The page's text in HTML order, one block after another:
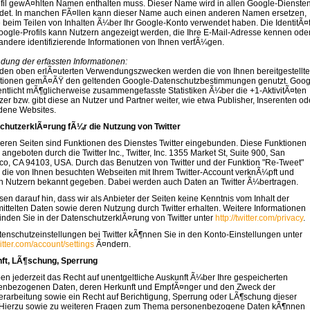
gewÃ¤hlten Namen enthalten muss. Dieser Name wird in allen Google-Diensten
In manchen FÃ¤llen kann dieser Name auch einen anderen Namen ersetzen,
beim Teilen von Inhalten Ã¼ber Ihr Google-Konto verwendet haben. Die IdentitÃ¤t
Profils kann Nutzern angezeigt werden, die Ihre E-Mail-Adresse kennen
identifizierende Informationen von Ihnen verfÃ¼gen.
der erfassten Informationen:
oben erlÃ¤uterten Verwendungszwecken werden die von Ihnen
gemÃ¤ÃŸ den geltenden Google-Datenschutzbestimmungen genutzt.
mÃ¶glicherweise zusammengefasste Statistiken Ã¼ber die +1-AktivitÃ¤ten
bzw. gibt diese an Nutzer und Partner weiter, wie etwa Publisher, Inserenten
Websites.
fÃ¼r die Nutzung von Twitter
Seiten sind Funktionen des Dienstes Twitter eingebunden. Diese Funktionen
durch die Twitter Inc., Twitter, Inc. 1355 Market St, Suite 900, San
CA 94103, USA. Durch das Benutzen von Twitter und der Funktion "Re-Tweet"
von Ihnen besuchten Webseiten mit Ihrem Twitter-Account verknÃ¼pft und
Nutzern bekannt gegeben. Dabei werden auch Daten an Twitter Ã¼bertragen.
darauf hin, dass wir als Anbieter der Seiten keine Kenntnis vom Inhalt der
Daten sowie deren Nutzung durch Twitter erhalten. Weitere Informationen
Sie in der DatenschutzerklÃ¤rung von Twitter unter http://twitter.com/privacy.
bei Twitter kÃ¶nnen Sie in den Konto-Einstellungen unter
account/settings Ã¤ndern.
LÃ¶schung, Sperrung
jederzeit das Recht auf unentgeltliche Auskunft Ã¼ber Ihre gespeicherten
Daten, deren Herkunft und EmpfÃ¤nger und den Zweck der
sowie ein Recht auf Berichtigung, Sperrung oder LÃ¶schung dieser
sowie zu weiteren Fragen zum Thema personenbezogene Daten kÃ¶nnen